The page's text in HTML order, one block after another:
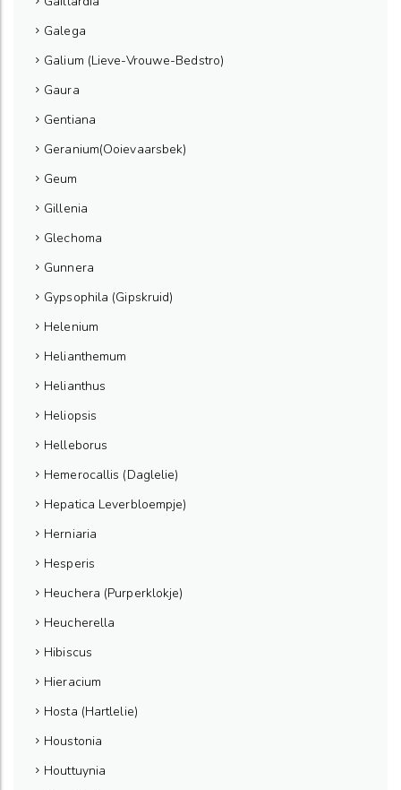
Galega
Galium (Lieve-Vrouwe-Bedstro)
Gaura
Gentiana
Geranium(Ooievaarsbek)
Geum
Gillenia
Glechoma
Gunnera
Gypsophila (Gipskruid)
Helenium
Helianthemum
Helianthus
Heliopsis
Helleborus
Hemerocallis (Daglelie)
Hepatica Leverbloempje)
Herniaria
Hesperis
Heuchera (Purperklokje)
Heucherella
Hibiscus
Hieracium
Hosta (Hartlelie)
Houstonia
Houttuynia